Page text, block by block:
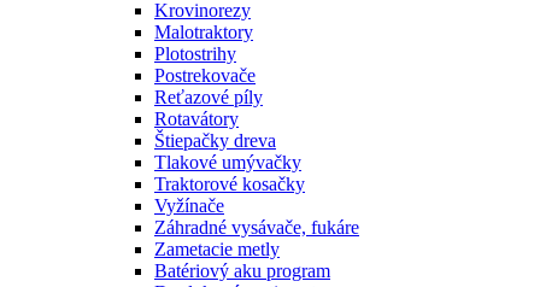
Krovinorezy
Malotraktory
Plotostrihy
Postrekovače
Reťazové píly
Rotavátory
Štiepačky dreva
Tlakové umývačky
Traktorové kosačky
Vyžínače
Záhradné vysávače, fukáre
Zametacie metly
Batériový aku program